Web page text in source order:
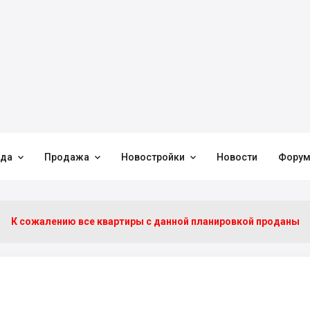
 Продажа  Новостройки  Новости Форум
К сожалению все квартиры c данной планировкой проданы